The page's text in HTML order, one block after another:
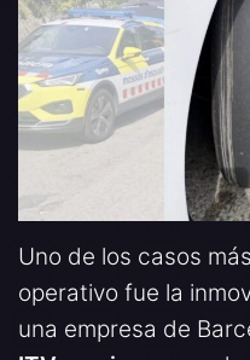
Uno de los casos
operativo fue la
una empresa de